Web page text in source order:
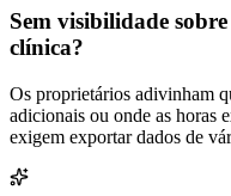
Sem visibilidade
clínica?
Os proprietários adivinham
adicionais ou onde as horas
exigem exportar dados de